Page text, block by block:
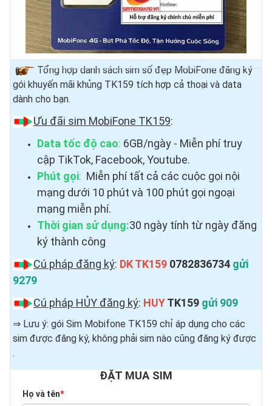
Tổng hợp danh sách sim số đẹp MobiFone đăng ký
gói khuyến mãi khủng TK159 tích hợp cả thoại và data
dành cho bạn.
Ưu đãi sim MobiFone TK159:
Data tốc độ cao: 6GB/ngày - Miễn phí truy
cập TikTok, Facebook, Youtube.
Phút gọi: Miễn phí tất cả các cuộc gọi nội
mạng dưới 10 phút và 100 phút gọi ngoại
mạng miễn phí.
Thời gian sử dụng:30 ngày tính từ ngày đăng
ký thành công
Cú pháp đăng ký: DK TK159 0782836734 gửi
9279
Cú pháp HỦY đăng ký: HUYTK159 gửi 909
⇒ Lưu ý: gói Sim Mobifone TK159 chỉ áp dụng cho các
sim được đăng ký, không phải sim nào cũng đăng ký được ​
.
ĐẶT MUA SIM
Họ và tên*